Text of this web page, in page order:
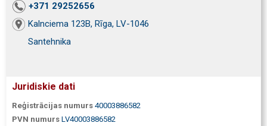
+371 29252656
Kalnciema 123B, Rīga, LV-1046
Santehnika
Juridiskie dati
Reģistrācijas numurs 40003886582
PVN numurs LV40003886582